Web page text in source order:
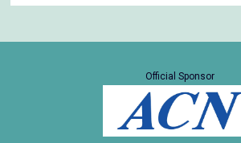
Official Sponsor